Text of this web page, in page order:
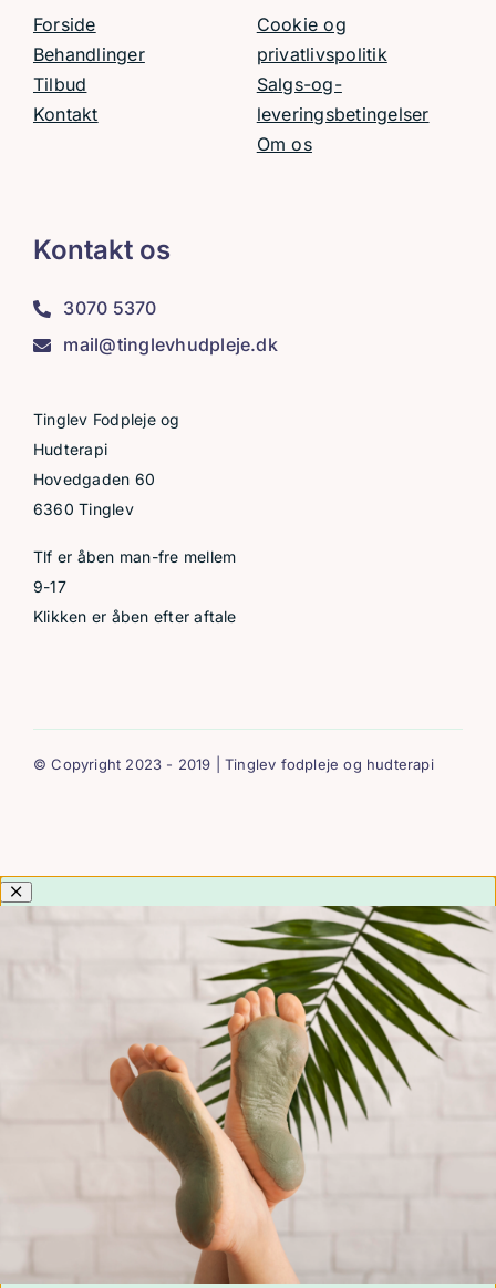
Forside
Behandlinger
Tilbud
Kontakt
Cookie og
privatlivspolitik
Salgs-og-
leveringsbetingelser
Om os
Kontakt os
3070 5370
mail@tinglevhudpleje.dk
Tinglev Fodpleje og
Hudterapi
Hovedgaden 60
6360 Tinglev
Tlf er åben man-fre mellem
9-17
Klikken er åben efter aftale
© Copyright 2023 - 2019 | Tinglev fodpleje og hudterapi